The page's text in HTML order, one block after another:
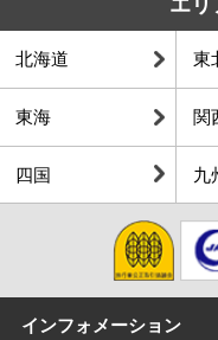
北海道 東
東海 関
四国 九
インフォメーション